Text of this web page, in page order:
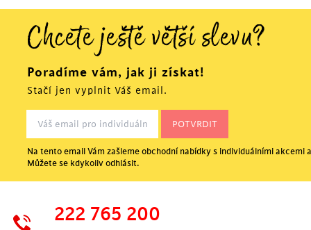
Chcete ještě větší slevu?
Poradíme vám, jak ji získat!
Stačí jen vyplnit Váš email.
Na tento email Vám zašleme obchodní nabídky s individuálními akcemi
Můžete se kdykoliv odhlásit.
222 765 200